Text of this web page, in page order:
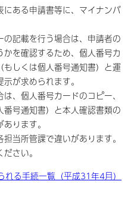
ある申請書等に、マイナンバ
記載を行う場合は、申請者の
を確認するため、個人番号カ
しくは個人番号通知書）と運
が求められます。
、個人番号カードのコピー、
号通知書）と本人確認書類の
ります。
当所管課で違いがあります。
さい。
る手続一覧（平成31年4月）